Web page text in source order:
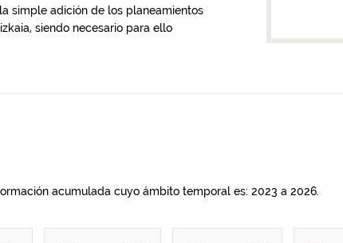
simple adición de los planeamientos
siendo necesario para ello
acumulada cuyo ámbito temporal es: 2023 a 2026.